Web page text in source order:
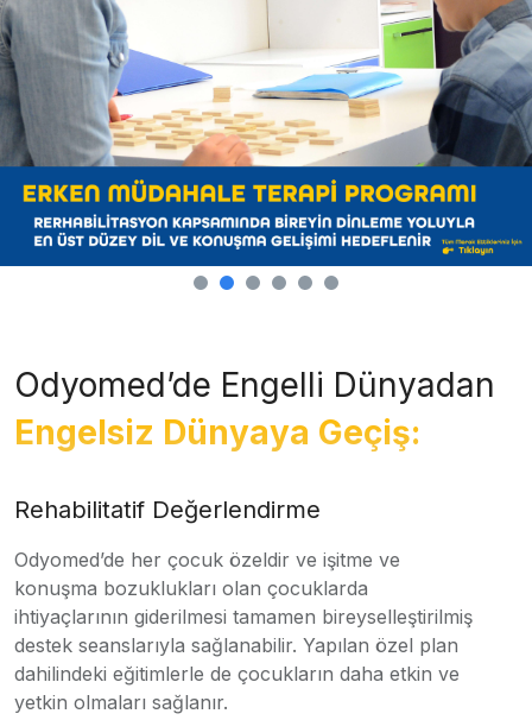
Odyomed’de Engelli Dünyadan
Engelsiz Dünyaya Geçiş:
Rehabilitatif Değerlendirme
Odyomed’de her çocuk özeldir ve işitme ve
konuşma bozuklukları olan çocuklarda
ihtiyaçlarının giderilmesi tamamen bireyselleştirilmiş
destek seanslarıyla sağlanabilir. Yapılan özel plan
dahilindeki eğitimlerle de çocukların daha etkin ve
yetkin olmaları sağlanır.